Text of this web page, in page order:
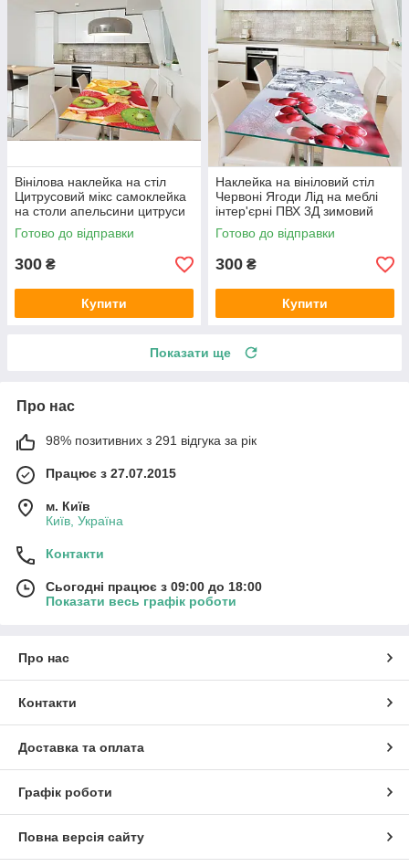
Вінілова наклейка на стіл
Цитрусовий мікс самоклейка
на столи апельсини цитруси
абстракція 600х1200 мм
Готово до відправки
300 ₴
Купити
Наклейка на вініловий стіл
Червоні Ягоди Лід на меблі
інтер'єрні ПВХ 3Д зимовий
натюрморт 600х1200 мм
Готово до відправки
300 ₴
Купити
Показати ще
Про нас
98% позитивних з 291 відгука за рік
Працює з 27.07.2015
м. Київ
Київ, Україна
Контакти
Сьогодні працює з 09:00 до 18:00
Показати весь графік роботи
Про нас
Контакти
Доставка та оплата
Графік роботи
Повна версія сайту